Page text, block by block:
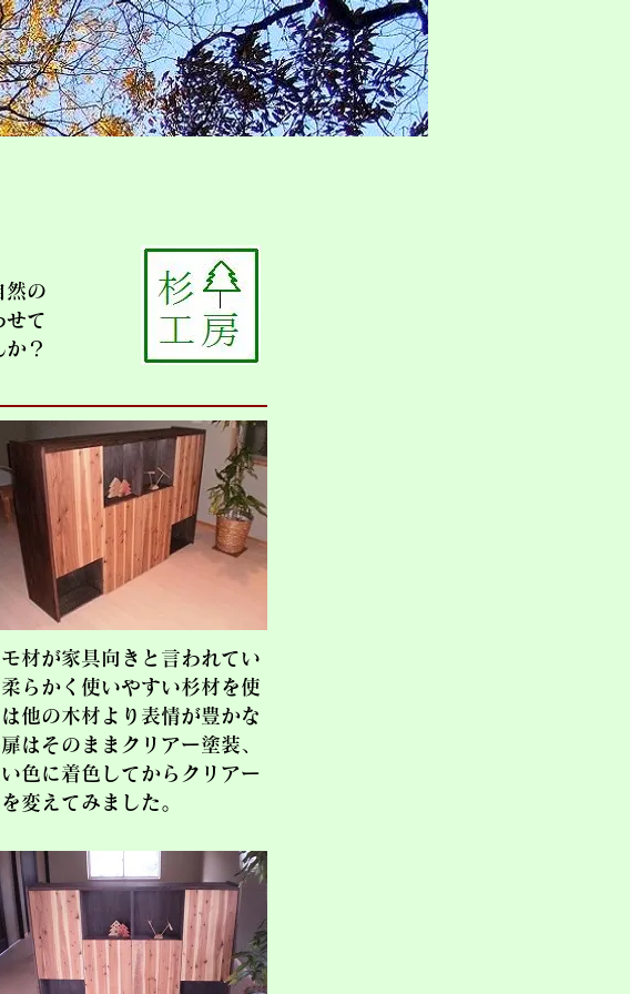
然の
せて
？
材が家具向きと言われてい
らかく使いやすい杉材を使
他の木材より表情が豊かな
はそのままクリアー塗装、
色に着色してからクリアー
変えてみました。